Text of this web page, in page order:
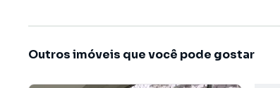
Outros imóveis que você pode gostar